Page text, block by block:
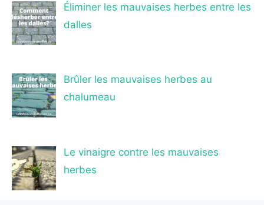
Éliminer les mauvaises herbes entre les
dalles
Brûler les mauvaises herbes au
chalumeau
Le vinaigre contre les mauvaises
herbes